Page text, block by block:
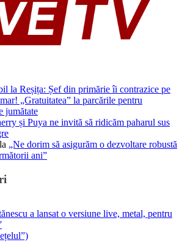
la Reșița: Șef din primărie îi contrazice pe
„Gratuitatea” la parcările pentru
jumătate
și Puya ne invită să ridicăm paharul sus
la „Ne dorim să asigurăm o dezvoltare robustă
ani”
a lansat o versiune live, metal, pentru